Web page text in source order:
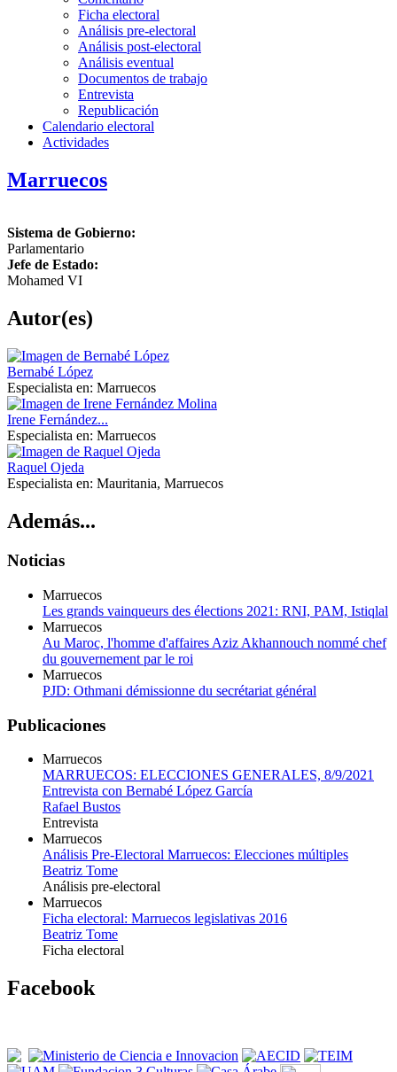
Ficha electoral
Análisis pre-electoral
Análisis post-electoral
Análisis eventual
Documentos de trabajo
Entrevista
Republicación
Calendario electoral
Actividades
Marruecos
Sistema de Gobierno:
Parlamentario
Jefe de Estado:
Mohamed VI
Autor(es)
Bernabé López
Especialista en: Marruecos
Irene Fernández...
Especialista en: Marruecos
Raquel Ojeda
Especialista en: Mauritania, Marruecos
Además...
Noticias
Marruecos
Les grands vainqueurs des élections 2021: RNI, PAM, Istiqlal
Marruecos
Au Maroc, l'homme d'affaires Aziz Akhannouch nommé chef
du gouvernement par le roi
Marruecos
PJD: Othmani démissionne du secrétariat général
Publicaciones
Marruecos
MARRUECOS: ELECCIONES GENERALES, 8/9/2021
Entrevista con Bernabé López García
Rafael Bustos
Entrevista
Marruecos
Análisis Pre-Electoral Marruecos: Elecciones múltiples
Beatriz Tome
Análisis pre-electoral
Marruecos
Ficha electoral: Marruecos legislativas 2016
Beatriz Tome
Ficha electoral
Facebook